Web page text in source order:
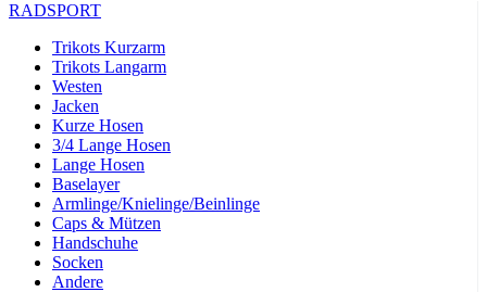
RADSPORT
Trikots Kurzarm
Trikots Langarm
Westen
Jacken
Kurze Hosen
3/4 Lange Hosen
Lange Hosen
Baselayer
Armlinge/Knielinge/Beinlinge
Caps & Mützen
Handschuhe
Socken
Andere